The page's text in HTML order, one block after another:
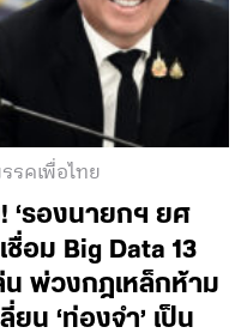
รคเพื่อไทย
‘รองนายกฯ ยศ
อม Big Data 13
พ่วงกฎเหล็กห้าม
น ‘ท่องจำ’ เป็น